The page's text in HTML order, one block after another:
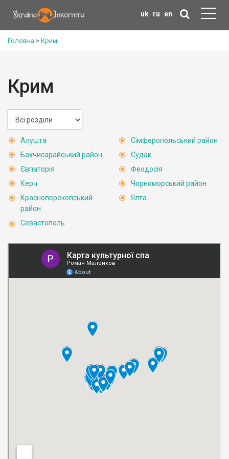
uk ru en
Головна > Крим
Крим
Алушта
Бахчисарайський район
Євпаторія
Керч
Красноперекопський
район
Севастополь
Сімферопольський район
Судак
Феодосія
Чорноморський район
Ялта